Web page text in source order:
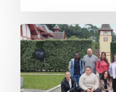
Los
participantes
de
la
Lanzadera